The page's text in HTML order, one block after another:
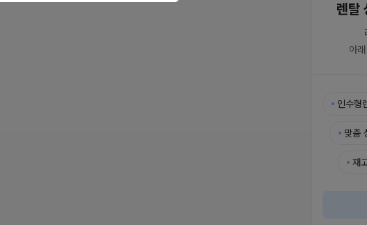
렌탈
아
인수형
맞춤
재